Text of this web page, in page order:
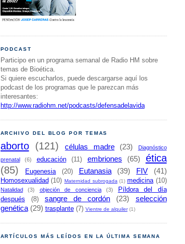
PODCAST
Participo en un programa semanal de Radio HM sobre
temas de Bioética.
Si quiere escucharlos, puede descargarse aquí los
podcast de los programas que le parezcan más
interesantes:
http://www.radiohm.net/podcasts/defensadelavida
ARCHIVO DEL BLOG POR TEMAS
aborto (121) células madre (23)
Diagnóstico
prenatal
(6) educación (11) embriones (65)
ética
(85)
Eugenesia (20) Eutanasia (39) FIV (41)
Homosexualidad (10) Maternidad subrogada (1) medicina (10)
Natalidad (3) objeción de conciencia (3)
Píldora del día
después
(8) sangre de cordón (23)
selección
genética (29) trasplante (7) Vientre de alquiler (1)
ARTÍCULOS MÁS LEÍDOS EN LA ÚLTIMA SEMANA